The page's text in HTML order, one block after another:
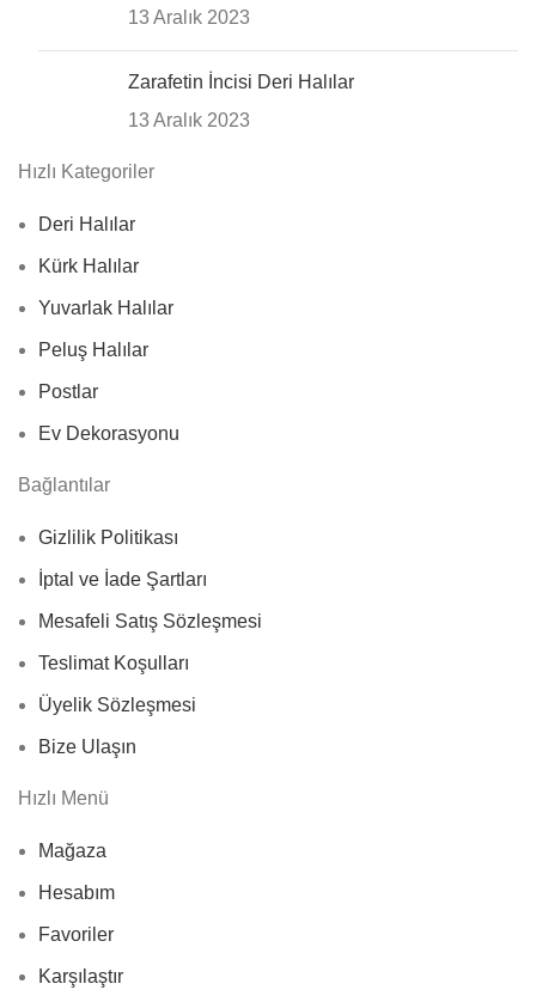
13 Aralık 2023
Zarafetin İncisi Deri Halılar
13 Aralık 2023
Hızlı Kategoriler
Deri Halılar
Kürk Halılar
Yuvarlak Halılar
Peluş Halılar
Postlar
Ev Dekorasyonu
Bağlantılar
Gizlilik Politikası
İptal ve İade Şartları
Mesafeli Satış Sözleşmesi
Teslimat Koşulları
Üyelik Sözleşmesi
Bize Ulaşın
Hızlı Menü
Mağaza
Hesabım
Favoriler
Karşılaştır